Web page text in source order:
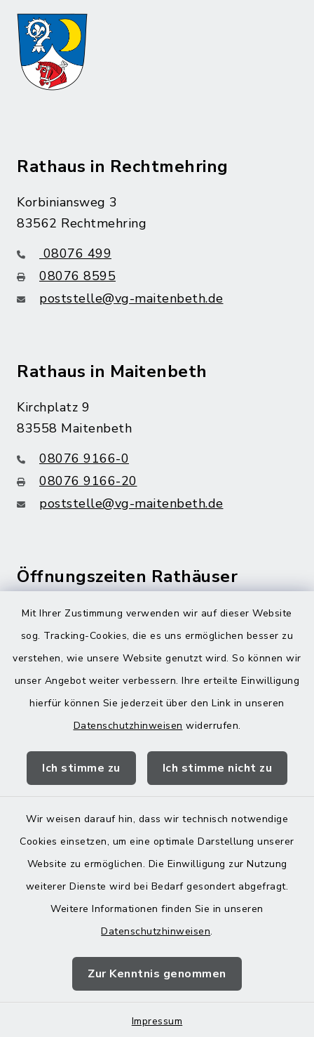
Mit Ihrer Zustimmung verwenden wir auf dieser Website
sog. Tracking-Cookies, die es uns ermöglichen besser zu
verstehen, wie unsere Website genutzt wird. So können wir
unser Angebot weiter verbessern. Ihre erteilte Einwilligung
hierfür können Sie jederzeit über den Link in unseren
Datenschutzhinweisen widerrufen.
Ich stimme zu Ich stimme nicht zu
Wir weisen darauf hin, dass wir technisch notwendige
Cookies einsetzen, um eine optimale Darstellung unserer
Website zu ermöglichen. Die Einwilligung zur Nutzung
weiterer Dienste wird bei Bedarf gesondert abgefragt.
Weitere Informationen finden Sie in unseren
Datenschutzhinweisen.
Zur Kenntnis genommen
Impressum
Rathaus in Rechtmehring
Korbiniansweg 3
83562 Rechtmehring
08076 499
08076 8595
poststelle@vg-maitenbeth.de
Rathaus in Maitenbeth
Kirchplatz 9
83558 Maitenbeth
08076 9166-0
08076 9166-20
poststelle@vg-maitenbeth.de
Öffnungszeiten Rathäuser
Montag bis Freitag:
08:00-12:00 Uhr
Donnerstag zusätzlich:
13:00-18:00 Uhr
Landratsamt Mühldorf
Barrierefreiheit
Impressum
Sitemap